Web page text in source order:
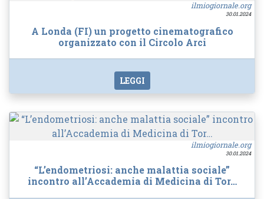
ilmiogiornale.org
30.01.2024
A Londa (FI) un progetto cinematografico
organizzato con il Circolo Arci
LEGGI
ilmiogiornale.org
30.01.2024
“L’endometriosi: anche malattia sociale”
incontro all’Accademia di Medicina di Tor…